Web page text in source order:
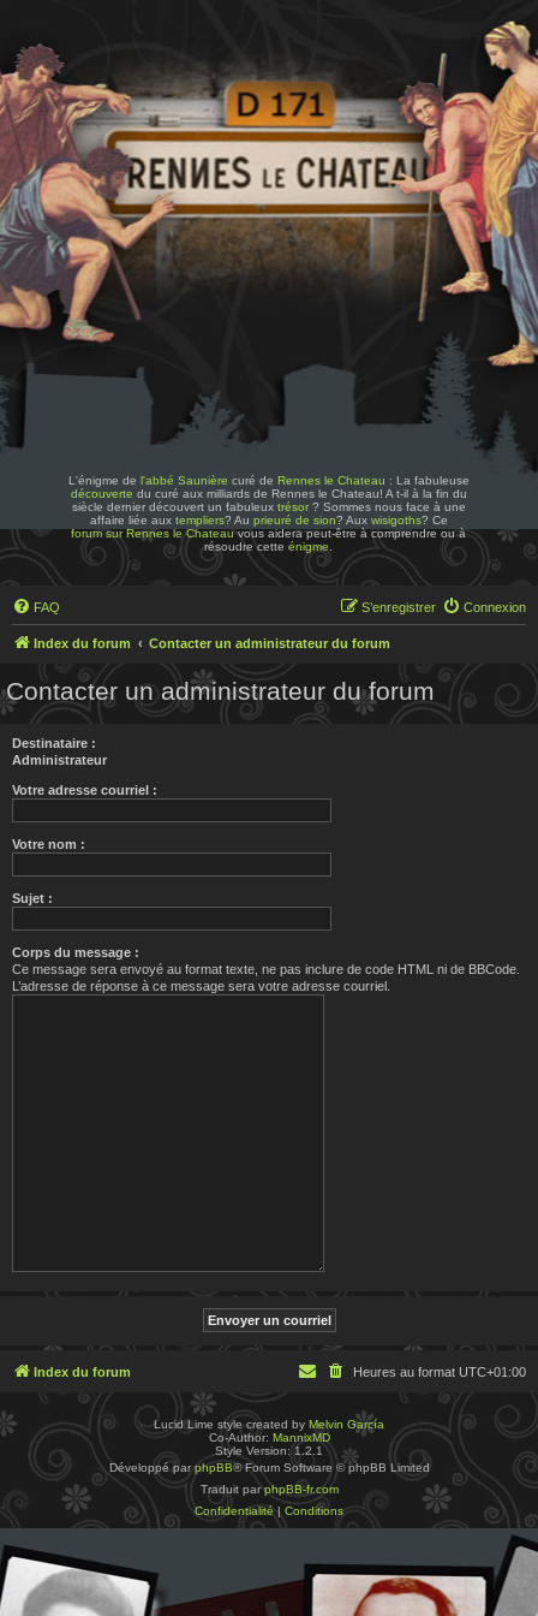
L'énigme de l'abbé Saunière curé de Rennes le Chateau : La fabuleuse
découverte du curé aux milliards de Rennes le Chateau! A t-il à la fin du
siècle dernier découvert un fabuleux trésor? Sommes nous face à une
affaire liée aux templiers? Au prieuré de sion? Aux wisigoths? Ce
forum sur Rennes le Chateauvous aidera peut-être à comprendre ou à
résoudre cetteénigme
FAQ Connexion
S’enregistrer
Index du forum Contacter un administrateur du forum
Contacter un administrateur du forum
Destinataire :
Administrateur
Votre adresse courriel :
Votre nom :
Sujet :
Corps du message :
Ce message sera envoyé au format texte, ne pas inclure de code HTML ni de BBCode.
L’adresse de réponse à ce message sera votre adresse courriel.
Index du forum Heures au format UTC+01:00
Lucid Lime style created by Melvin García
Co-Author: MannixMD
Style Version: 1.2.1
Développé parphpBB® Forum Software © phpBB Limited
Traduit parphpBB-fr.com
Confidentialité| Conditions